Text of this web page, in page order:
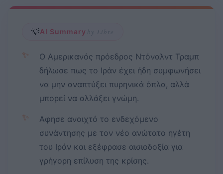
💡AI Summary by Libre
✨
Ο Αμερικανός πρόεδρος Ντόναλντ Τραμπ
δήλωσε πως το Ιράν έχει ήδη συμφωνήσει
να μην αναπτύξει πυρηνικά όπλα, αλλά
μπορεί να αλλάξει γνώμη.
✨
Αφησε ανοιχτό το ενδεχόμενο
συνάντησης με τον νέο ανώτατο ηγέτη
του Ιράν και εξέφρασε αισιοδοξία για
γρήγορη επίλυση της κρίσης.